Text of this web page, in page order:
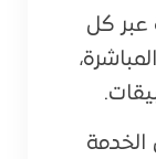
عبر كل